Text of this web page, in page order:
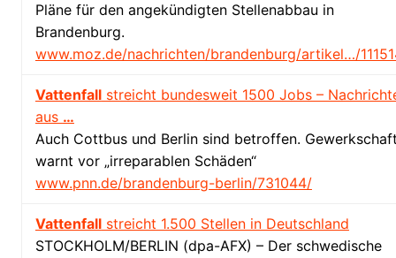
Pläne für den angekündigten Stellenabbau in
Brandenburg.
www.moz.de/nachrichten/brandenburg/artikel…/
Vattenfallstreicht bundesweit 1500 Jobs –
aus …
Auch Cottbus und Berlin sind betroffen.
warnt vor „irreparablen Schäden“
www.pnn.de/brandenburg-berlin/731044/
Vattenfallstreicht 1.500 Stellen in Deutschland
STOCKHOLM/BERLIN (dpa-AFX) – Der schwedische